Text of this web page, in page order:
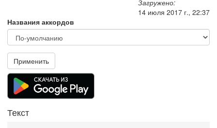
Загружено:
14 июля 2017 г., 22:37
Названия аккордов
Применить
Текст